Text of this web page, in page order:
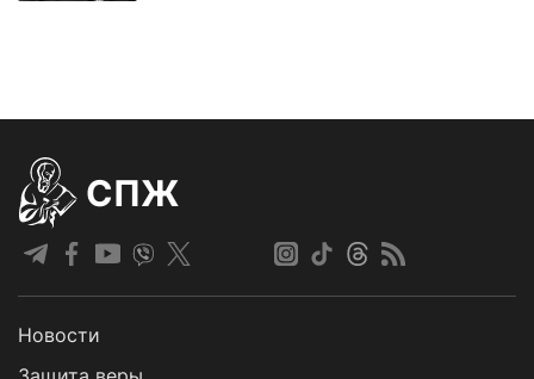
СПЖ
Новости